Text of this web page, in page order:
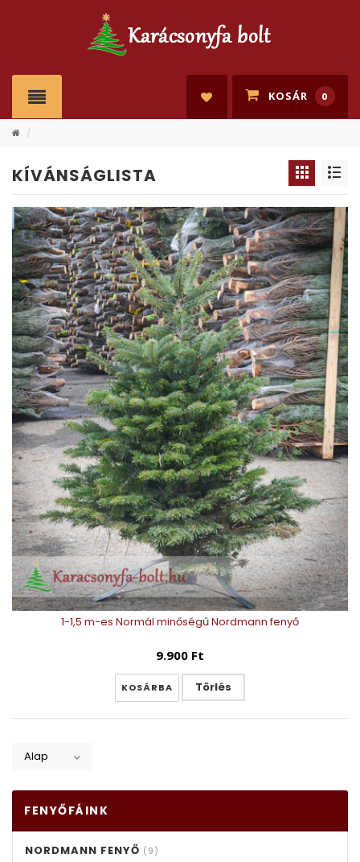
KOSÁR 0
/
KÍVÁNSÁGLISTA
1-1,5 m-es Normál minőségű Nordmann fenyő
9.900 Ft
KOSÁRBA Törlés
Alap
FENYŐFÁINK
NORDMANN FENYŐ (9)